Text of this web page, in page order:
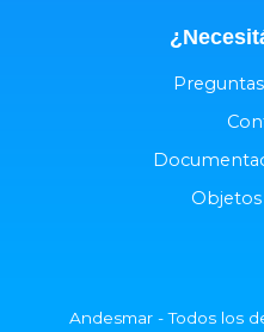
Andesmar - Todos los